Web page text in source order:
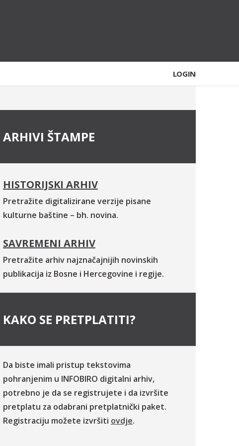
LOGIN
ARHIVI ŠTAMPE
HISTORIJSKI ARHIV
Pretražite digitalizirane verzije pisane
kulturne baštine – bh. novina.
SAVREMENI ARHIV
Pretražite arhiv najznačajnijih novinskih
publikacija iz Bosne i Hercegovine i regije.
KAKO SE PRETPLATITI?
Da biste imali pristup tekstovima
pohranjenim u INFOBIRO digitalni arhiv,
potrebno je da se registrujete i da izvršite
pretplatu za odabrani pretplatnički paket.
Registraciju možete izvršiti ovdje.